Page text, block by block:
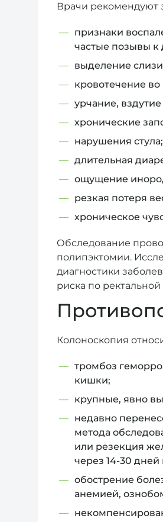
Врачи рекомендуют
признаки
частые позывы к
выделение
кровотечение
урчание,
хронические
нарушения стула;
длительная
ощущение
резкая потеря
хроническое
Обследование
полипэктомии.
диагностики
риска по
Колоноскопия
тромбоз
кишки;
крупные, явно
недавно
метода
или резекция
через 14-30 дней
обострение
анемией,